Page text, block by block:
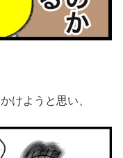
けようと思い、